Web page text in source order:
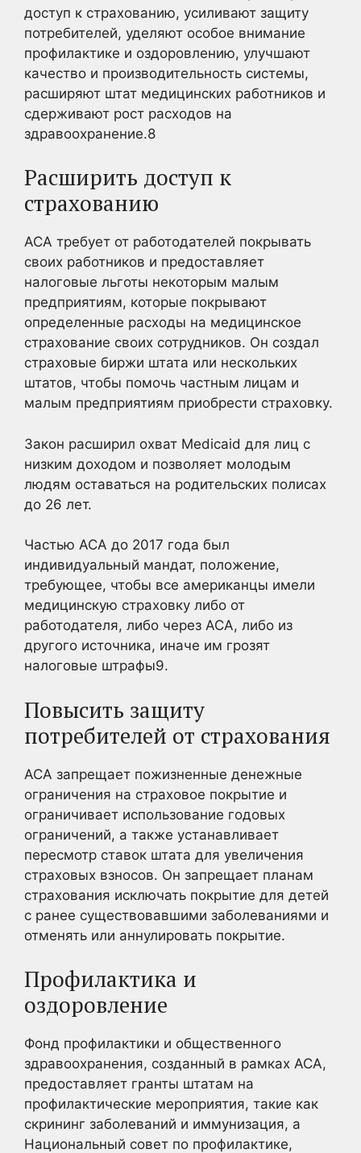
доступ к страхованию, усиливают защиту
потребителей, уделяют особое внимание
профилактике и оздоровлению, улучшают
качество и производительность системы,
расширяют штат медицинских работников и
сдерживают рост расходов на
здравоохранение.8
Расширить доступ к
страхованию
ACA требует от работодателей покрывать
своих работников и предоставляет
налоговые льготы некоторым малым
предприятиям, которые покрывают
определенные расходы на медицинское
страхование своих сотрудников. Он создал
страховые биржи штата или нескольких
штатов, чтобы помочь частным лицам и
малым предприятиям приобрести страховку.
Закон расширил охват Medicaid для лиц с
низким доходом и позволяет молодым
людям оставаться на родительских полисах
до 26 лет.
Частью ACA до 2017 года был
индивидуальный мандат, положение,
требующее, чтобы все американцы имели
медицинскую страховку либо от
работодателя, либо через ACA, либо из
другого источника, иначе им грозят
налоговые штрафы9.
Повысить защиту
потребителей от страхования
ACA запрещает пожизненные денежные
ограничения на страховое покрытие и
ограничивает использование годовых
ограничений, а также устанавливает
пересмотр ставок штата для увеличения
страховых взносов. Он запрещает планам
страхования исключать покрытие для детей
с ранее существовавшими заболеваниями и
отменять или аннулировать покрытие.
Профилактика и
оздоровление
Фонд профилактики и общественного
здравоохранения, созданный в рамках ACA,
предоставляет гранты штатам на
профилактические мероприятия, такие как
скрининг заболеваний и иммунизация, а
Национальный совет по профилактике,